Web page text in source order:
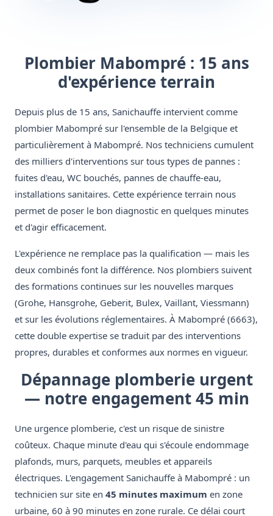
Plombier Mabompré : 15 ans
d'expérience terrain
Depuis plus de 15 ans, Sanichauffe intervient comme
plombier Mabompré sur l'ensemble de la Belgique et
particulièrement à Mabompré. Nos techniciens cumulent
des milliers d'interventions sur tous types de pannes :
fuites d'eau, WC bouchés, pannes de chauffe-eau,
installations sanitaires. Cette expérience terrain nous
permet de poser le bon diagnostic en quelques minutes
et d'agir efficacement.
L'expérience ne remplace pas la qualification — mais les
deux combinés font la différence. Nos plombiers suivent
des formations continues sur les nouvelles marques
(Grohe, Hansgrohe, Geberit, Bulex, Vaillant, Viessmann)
et sur les évolutions réglementaires. À Mabompré (6663),
cette double expertise se traduit par des interventions
propres, durables et conformes aux normes en vigueur.
Dépannage plomberie urgent
— notre engagement 45 min
Une urgence plomberie, c'est un risque de sinistre
coûteux. Chaque minute d'eau qui s'écoule endommage
plafonds, murs, parquets, meubles et appareils
électriques. L'engagement Sanichauffe à Mabompré : un
technicien sur site en 45 minutes maximum en zone
urbaine, 60 à 90 minutes en zone rurale. Ce délai court